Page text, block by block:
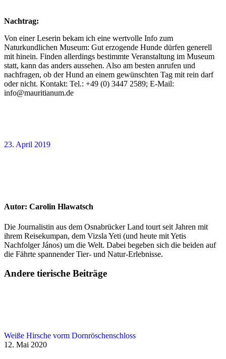
Nachtrag:
Von einer Leserin bekam ich eine wertvolle Info zum
Naturkundlichen Museum: Gut erzogende Hunde dürfen generell
mit hinein. Finden allerdings bestimmte Veranstaltung im Museum
statt, kann das anders aussehen. Also am besten anrufen und
nachfragen, ob der Hund an einem gewünschten Tag mit rein darf
oder nicht. Kontakt: Tel.: +49 (0) 3447 2589; E-Mail:
info@mauritianum.de
23. April 2019
Autor: Carolin Hlawatsch
Die Journalistin aus dem Osnabrücker Land tourt seit Jahren mit
ihrem Reisekumpan, dem Vizsla Yeti (und heute mit Yetis
Nachfolger János) um die Welt. Dabei begeben sich die beiden auf
die Fährte spannender Tier- und Natur-Erlebnisse.
Andere tierische Beiträge
Weiße Hirsche vorm Dornröschenschloss
12. Mai 2020